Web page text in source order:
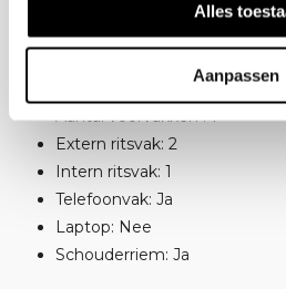
Alles
Aanpassen
Aantal hoofdvakken : 1
Aantal voorvakken : 1
Extern ritsvak: 2
Intern ritsvak: 1
Telefoonvak: Ja
Laptop: Nee
Schouderriem: Ja